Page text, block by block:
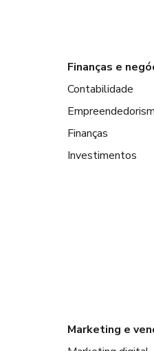
Finanças e
Contabilidade
Finanças
Investimentos
Marketing e